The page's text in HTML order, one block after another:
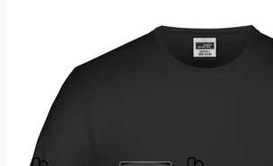
Parameter
Marke
Code
Verwandte